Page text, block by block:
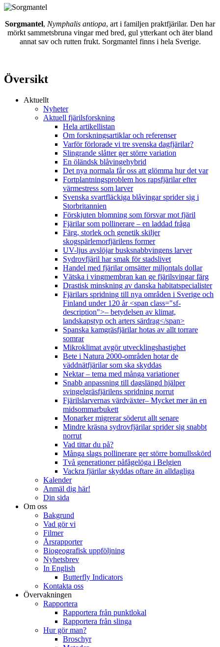
Sorgmantel, Nymphalis antiopa, art i familjen praktfjärilar. Den har
mörkt sammetsbruna vingar med bred, gul ytterkant och äter bland
annat sav och rutten frukt. Sorgmantel finns i hela Sverige.
Översikt
Aktuellt
Nyheter
Aktuell fjärilsforskning
Hela artikellistan
Om forskningsartiklar och referenser
Varför förlorade vi tre svenska dagfjärilar?
Slingrande slåtter ger större variation
En öländsk blåvingehybrid
Det nya normala får oss att glömma hur det var
Fortplantningsproblem hos rapsfjärilar efter
värmestress som larver
Svenska svartfläckiga blåvingar sprider sig i
Storbritannien
Förskjuten blomning som försvar mot fjäril
Fjärilar som pollinerare – en laddad fråga
Färg, storlek och genetik skiljer
skogspärlemorfjärilens former
UV-ljus avslöjar busksnabbvingens larver
Sydrovfjäril har smak för stadslivet
Handel med fjärilar omsätter miljontals dollar
Vätska i vingmembran kan ge fjärilsvingar färg
Drastisk minskning av danska habitatspecialister
Fjärilars spridning till nya områden i Sverige och
Finland under 120 år <span class="sf-
description">– betydelsen av klimat,
landskapstyp och arters särdrag</span>
Spanska kamgräsfjärilar hotas av allt torrare
somrar
Mikroklimat avgör utvecklingshastighet
Bete i Natura 2000-områden hotar de
väddnätfjärilar som ska skyddas
Nektar – tema med många variationer
Snabb anpassning till dagslängd hjälper
svingelgräsfjärilens spridning norrut
Fjärilslarvernas värdväxter– Mycket mer än en
midsommarbukett
Monarker migrerar söderut allt senare
Mindre kräsna sydrovfjärilar sprider sig snabbt
norrut
Vad tittar du på?
Många slags pollinerare ger större bomullsskörd
Två generationer påfågelöga i Belgien
Vackra fjärilar skyddas oftare än alldagliga
Kalender
Anmäl dig här!
Din sida
Om oss
Bakgrund
Vad gör vi
Filmer
Årsrapporter
Biogeografisk uppföljning
Nyhetsbrev
In English
Butterfly Indicators
Kontakta oss
Övervakningen
Rapportera
Rapportera från punktlokal
Rapportera från slinga
Hur gör man?
Broschyr